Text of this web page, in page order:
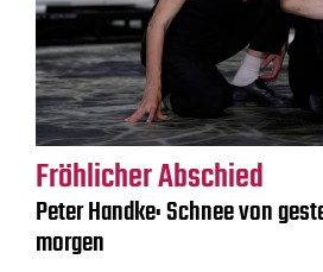
Fröhlicher Abschied
Peter Handke: Schnee von
morgen